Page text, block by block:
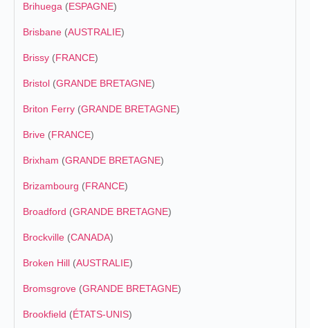
Brihuega (ESPAGNE)
Brisbane (AUSTRALIE)
Brissy (FRANCE)
Bristol (GRANDE BRETAGNE)
Briton Ferry (GRANDE BRETAGNE)
Brive (FRANCE)
Brixham (GRANDE BRETAGNE)
Brizambourg (FRANCE)
Broadford (GRANDE BRETAGNE)
Brockville (CANADA)
Broken Hill (AUSTRALIE)
Bromsgrove (GRANDE BRETAGNE)
Brookfield (ÉTATS-UNIS)